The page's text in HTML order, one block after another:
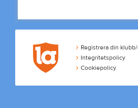
Registrera din
Integritetspolicy
Cookiepolicy